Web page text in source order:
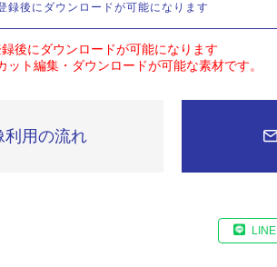
録後にダウンロードが可能になります
後にダウンロードが可能になります
ト編集・ダウンロードが可能な素材です。
利用の流れ
LINE